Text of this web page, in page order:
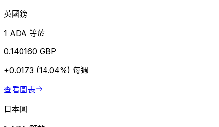
英國鎊
1 ADA 等於
0.140160 GBP
+0.0173 (14.04%) 每週
查看圖表
日本圓